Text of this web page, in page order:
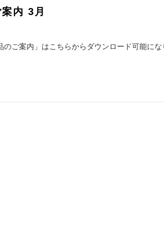
内 3月
のご案内」はこちらからダウンロード可能に